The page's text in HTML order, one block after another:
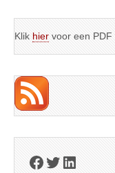
Klik hier voor een
Facebook
Twitter
LinkedIn